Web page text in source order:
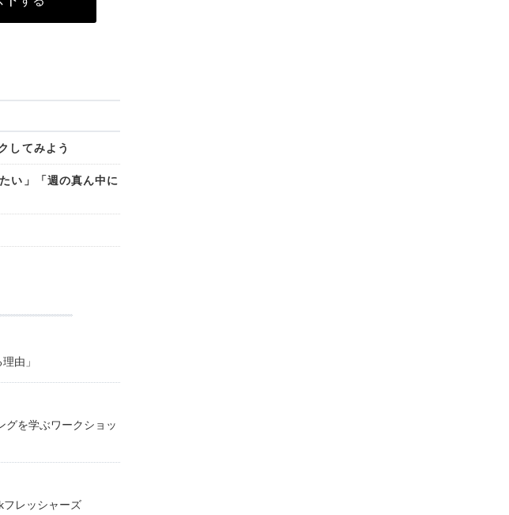
してみよう
い」「週の真ん中に
由」
グを学ぶワークショッ
フレッシャーズ